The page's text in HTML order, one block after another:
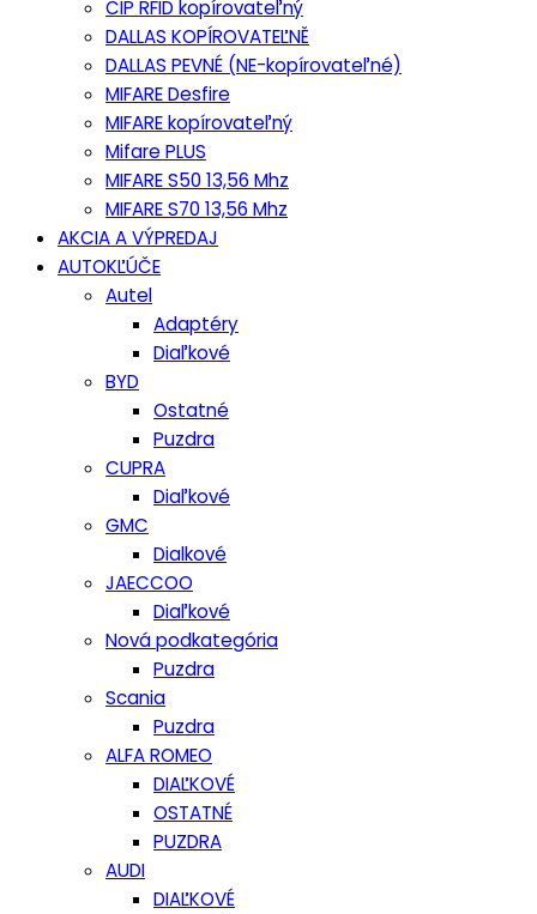
ČIP RFID kopírovateľný
DALLAS KOPÍROVATEĽNĚ
DALLAS PEVNÉ (NE-kopírovateľné)
MIFARE Desfire
MIFARE kopírovateľný
Mifare PLUS
MIFARE S50 13,56 Mhz
MIFARE S70 13,56 Mhz
AKCIA A VÝPREDAJ
AUTOKĽÚČE
Autel
Adaptéry
Diaľkové
BYD
Ostatné
Puzdra
CUPRA
Diaľkové
GMC
Dialkové
JAECCOO
Diaľkové
Nová podkategória
Puzdra
Scania
Puzdra
ALFA ROMEO
DIAĽKOVÉ
OSTATNÉ
PUZDRA
AUDI
DIAĽKOVÉ